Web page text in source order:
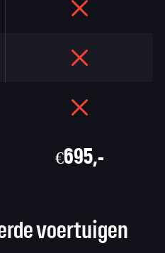
€695,-
voertuigen